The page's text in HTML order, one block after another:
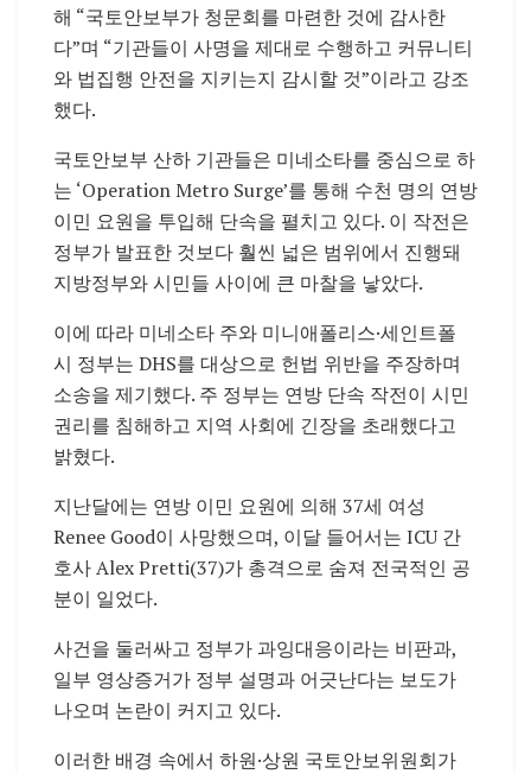
해 “국토안보부가 청문회를 마련한 것에 감사한
다”며 “기관들이 사명을 제대로 수행하고 커뮤니티
와 법집행 안전을 지키는지 감시할 것”이라고 강조
했다.
국토안보부 산하 기관들은 미네소타를 중심으로 하
는 ‘Operation Metro Surge’를 통해 수천 명의 연방
이민 요원을 투입해 단속을 펼치고 있다. 이 작전은
정부가 발표한 것보다 훨씬 넓은 범위에서 진행돼
지방정부와 시민들 사이에 큰 마찰을 낳았다.
이에 따라 미네소타 주와 미니애폴리스·세인트폴
시 정부는 DHS를 대상으로 헌법 위반을 주장하며
소송을 제기했다. 주 정부는 연방 단속 작전이 시민
권리를 침해하고 지역 사회에 긴장을 초래했다고
밝혔다.
지난달에는 연방 이민 요원에 의해 37세 여성
Renee Good이 사망했으며, 이달 들어서는 ICU 간
호사 Alex Pretti(37)가 총격으로 숨져 전국적인 공
분이 일었다.
사건을 둘러싸고 정부가 과잉대응이라는 비판과,
일부 영상증거가 정부 설명과 어긋난다는 보도가
나오며 논란이 커지고 있다.
이러한 배경 속에서 하원·상원 국토안보위원회가